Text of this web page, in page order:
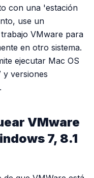
con una 'estación
use un
VMware para
en otro sistema.
ejecutar Mac OS
y versiones
VMware
7, 8.1